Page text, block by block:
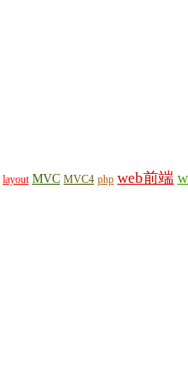
layout MVC MVC4 php web前端